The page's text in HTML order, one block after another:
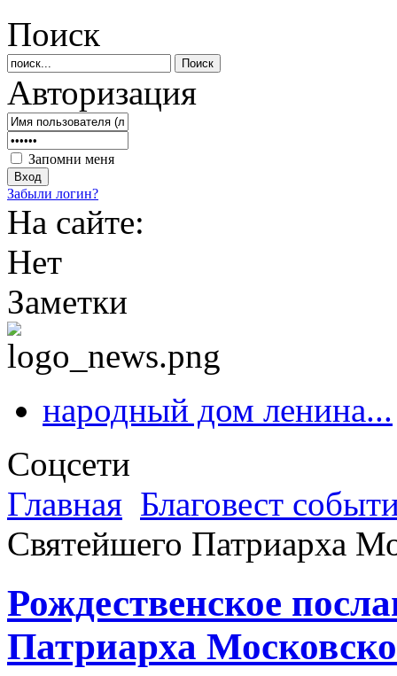
Поиск
Авторизация
Запомни меня
Забыли логин?
На сайте:
Нет
Заметки
народный дом ленина...
Соцсети
Главная Благовест
Святейшего Патриарха
Рождественское
Патриарха